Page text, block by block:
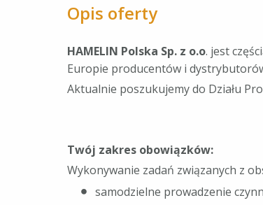
Opis oferty
HAMELIN Polska Sp. z o.o. jest
Europie producentów i
Aktualnie poszukujemy do Działu
Twój zakres obowiązków:
Wykonywanie zadań związanych z
samodzielne prowadzenie